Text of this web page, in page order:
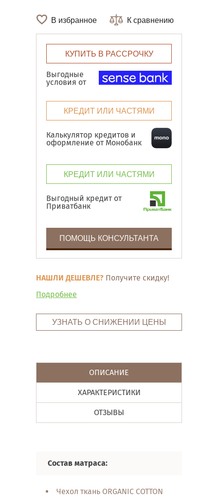
В избранное К сравнению
КУПИТЬ В РАССРОЧКУ
Выгодные
условия от
КРЕДИТ ИЛИ ЧАСТЯМИ
Калькулятор кредитов и
оформление от Монобанк
КРЕДИТ ИЛИ ЧАСТЯМИ
Выгодный кредит от
Приватбанк
ПОМОЩЬ КОНСУЛЬТАНТА
НАШЛИ ДЕШЕВЛЕ? Получите скидку!
Подробнее
УЗНАТЬ О СНИЖЕНИИ ЦЕНЫ
ОПИСАНИЕ
ХАРАКТЕРИСТИКИ
ОТЗЫВЫ
Состав матраса:
Чехол ткань ORGANIC COTTON